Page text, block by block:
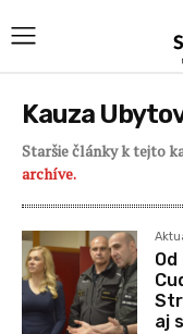
Kauza
Staršie články k tejto
archíve.
aj